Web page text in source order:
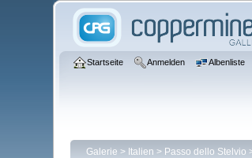
Startseite Anmelden Albenliste
Galerie > Italien > Passo dello Stelvio